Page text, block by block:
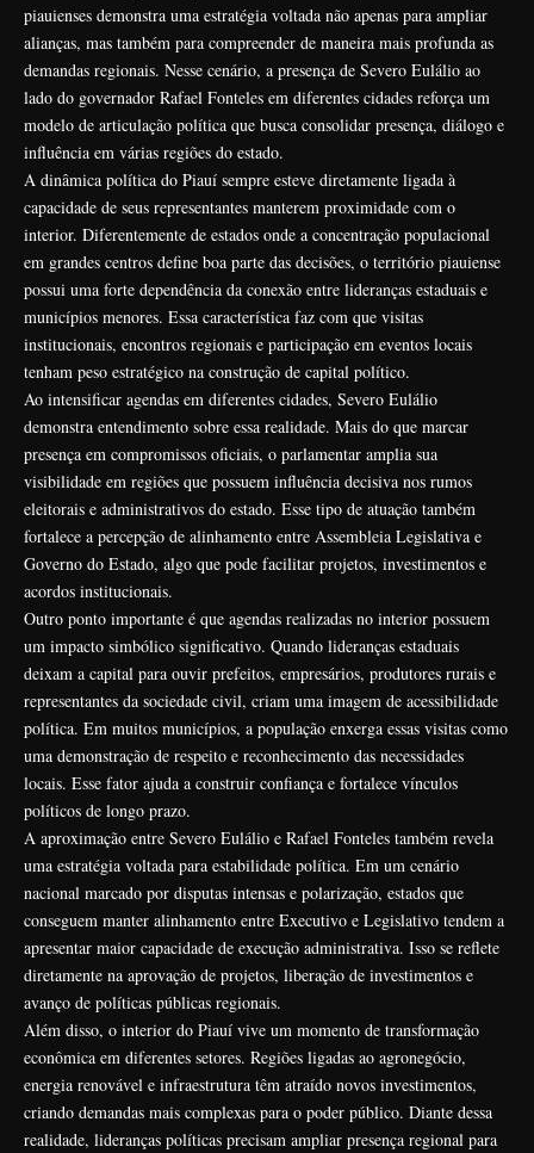
piauienses demonstra uma estratégia voltada não apenas para ampliar
alianças, mas também para compreender de maneira mais profunda as
demandas regionais. Nesse cenário, a presença de Severo Eulálio ao
lado do governador Rafael Fonteles em diferentes cidades reforça um
modelo de articulação política que busca consolidar presença, diálogo e
influência em várias regiões do estado.
A dinâmica política do Piauí sempre esteve diretamente ligada à
capacidade de seus representantes manterem proximidade com o
interior. Diferentemente de estados onde a concentração populacional
em grandes centros define boa parte das decisões, o território piauiense
possui uma forte dependência da conexão entre lideranças estaduais e
municípios menores. Essa característica faz com que visitas
institucionais, encontros regionais e participação em eventos locais
tenham peso estratégico na construção de capital político.
Ao intensificar agendas em diferentes cidades, Severo Eulálio
demonstra entendimento sobre essa realidade. Mais do que marcar
presença em compromissos oficiais, o parlamentar amplia sua
visibilidade em regiões que possuem influência decisiva nos rumos
eleitorais e administrativos do estado. Esse tipo de atuação também
fortalece a percepção de alinhamento entre Assembleia Legislativa e
Governo do Estado, algo que pode facilitar projetos, investimentos e
acordos institucionais.
Outro ponto importante é que agendas realizadas no interior possuem
um impacto simbólico significativo. Quando lideranças estaduais
deixam a capital para ouvir prefeitos, empresários, produtores rurais e
representantes da sociedade civil, criam uma imagem de acessibilidade
política. Em muitos municípios, a população enxerga essas visitas como
uma demonstração de respeito e reconhecimento das necessidades
locais. Esse fator ajuda a construir confiança e fortalece vínculos
políticos de longo prazo.
A aproximação entre Severo Eulálio e Rafael Fonteles também revela
uma estratégia voltada para estabilidade política. Em um cenário
nacional marcado por disputas intensas e polarização, estados que
conseguem manter alinhamento entre Executivo e Legislativo tendem a
apresentar maior capacidade de execução administrativa. Isso se reflete
diretamente na aprovação de projetos, liberação de investimentos e
avanço de políticas públicas regionais.
Além disso, o interior do Piauí vive um momento de transformação
econômica em diferentes setores. Regiões ligadas ao agronegócio,
energia renovável e infraestrutura têm atraído novos investimentos,
criando demandas mais complexas para o poder público. Diante dessa
realidade, lideranças políticas precisam ampliar presença regional para